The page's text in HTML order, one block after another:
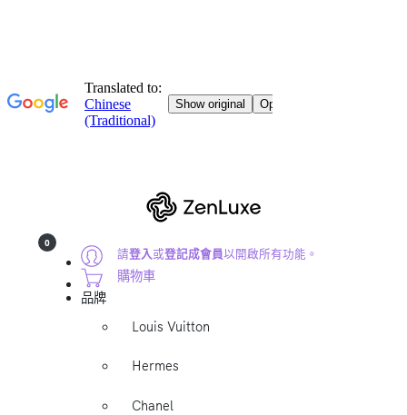
請登入或登記成會員以開啟所有功能。
0
購物車
品牌
Louis Vuitton
Hermes
Chanel